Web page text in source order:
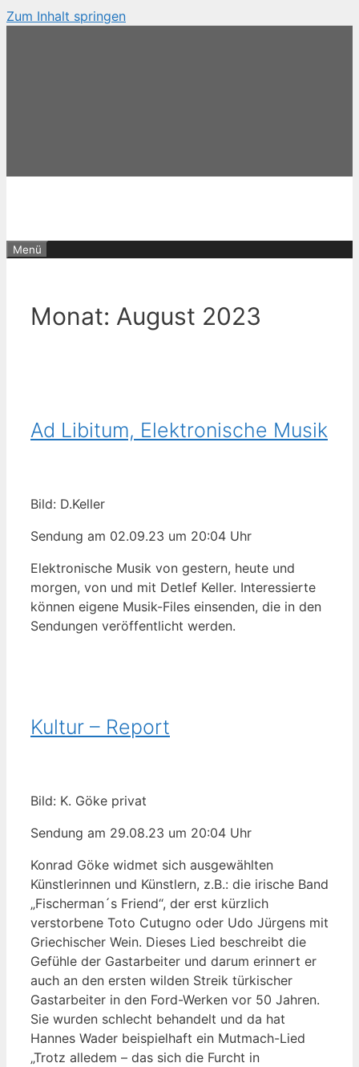
Zum Inhalt springen
Menü
Monat: August 2023
Ad Libitum, Elektronische Musik
Bild: D.Keller
Sendung am 02.09.23 um 20:04 Uhr
Elektronische Musik von gestern, heute und
morgen, von und mit Detlef Keller. Interessierte
können eigene Musik-Files einsenden, die in den
Sendungen veröffentlicht werden.
Kultur – Report
Bild: K. Göke privat
Sendung am 29.08.23 um 20:04 Uhr
Konrad Göke widmet sich ausgewählten
Künstlerinnen und Künstlern, z.B.: die irische Band
„Fischerman´s Friend“, der erst kürzlich
verstorbene Toto Cutugno oder Udo Jürgens mit
Griechischer Wein. Dieses Lied beschreibt die
Gefühle der Gastarbeiter und darum erinnert er
auch an den ersten wilden Streik türkischer
Gastarbeiter in den Ford-Werken vor 50 Jahren.
Sie wurden schlecht behandelt und da hat
Hannes Wader beispielhaft ein Mutmach-Lied
„Trotz alledem – das sich die Furcht in